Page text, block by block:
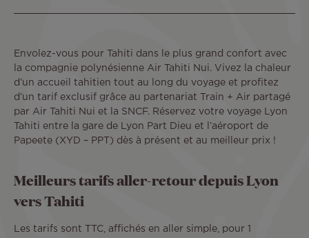
Envolez-vous pour Tahiti dans le plus grand confort avec
la compagnie polynésienne Air Tahiti Nui. Vivez la chaleur
d’un accueil tahitien tout au long du voyage et profitez
d’un tarif exclusif grâce au partenariat Train + Air partagé
par Air Tahiti Nui et la SNCF. Réservez votre voyage Lyon
Tahiti entre la gare de Lyon Part Dieu et l’aéroport de
Papeete (XYD – PPT) dès à présent et au meilleur prix !
Meilleurs tarifs aller-retour depuis Lyon
vers Tahiti
Les tarifs sont TTC, affichés en aller simple, pour 1